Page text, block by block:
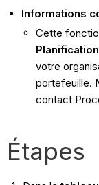
Informations
Cette
votre
portefeuille.
contact
Étapes